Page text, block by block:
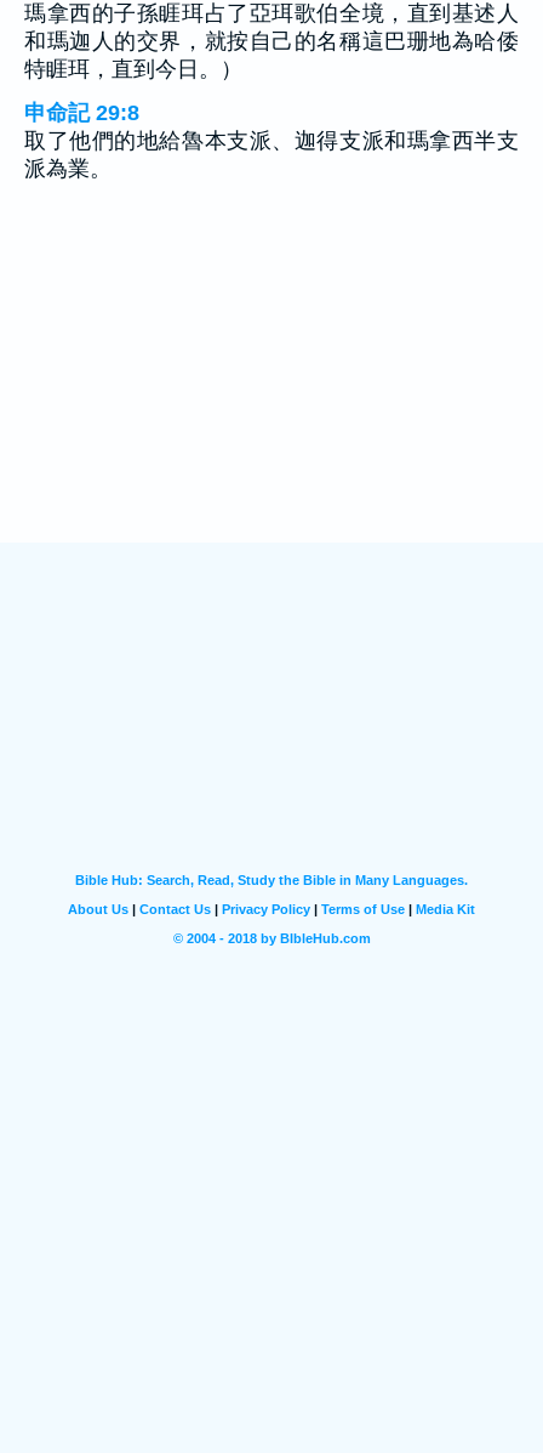
瑪拿西的子孫睚珥占了亞珥歌伯全境，直到基述人
和瑪迦人的交界，就按自己的名稱這巴珊地為哈倭
特睚珥，直到今日。）
申命記 29:8
取了他們的地給魯本支派、迦得支派和瑪拿西半支
派為業。